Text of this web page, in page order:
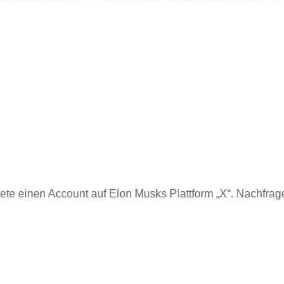
einen Account auf Elon Musks Plattform „X“.